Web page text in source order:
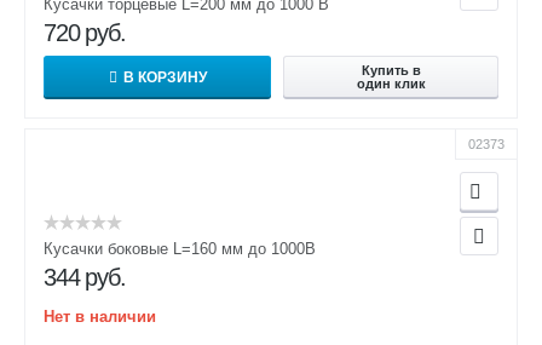
Кусачки торцевые L=200 мм до 1000 В
720 руб.
В КОРЗИНУ
Купить в
один клик
02373
Кусачки боковые L=160 мм до 1000В
344 руб.
Нет в наличии